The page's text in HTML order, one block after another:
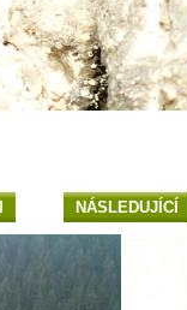
NÁSLEDUJÍCÍ